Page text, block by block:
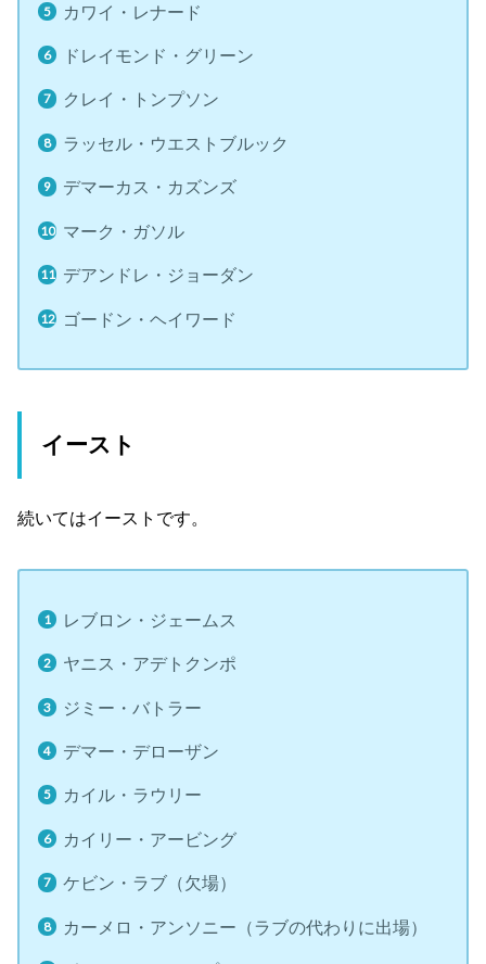
カワイ・レナード
ドレイモンド・グリーン
クレイ・トンプソン
ラッセル・ウエストブルック
デマーカス・カズンズ
マーク・ガソル
デアンドレ・ジョーダン
ゴードン・ヘイワード
イースト
続いてはイーストです。
レブロン・ジェームス
ヤニス・アデトクンポ
ジミー・バトラー
デマー・デローザン
カイル・ラウリー
カイリー・アービング
ケビン・ラブ（欠場）
カーメロ・アンソニー（ラブの代わりに出場）